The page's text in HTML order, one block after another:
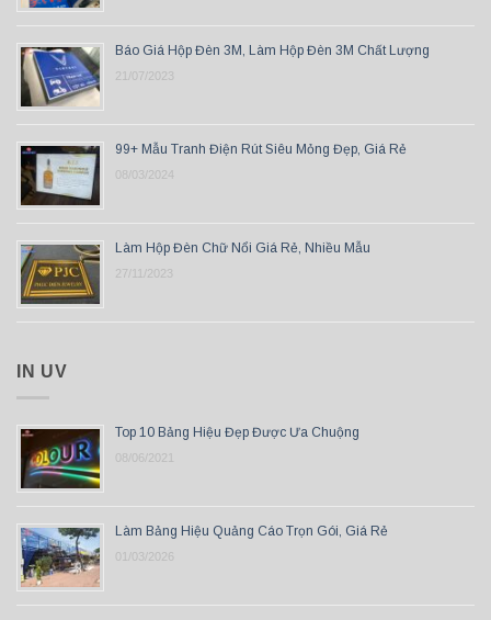
Báo Giá Hộp Đèn 3M, Làm Hộp Đèn 3M Chất Lượng
21/07/2023
99+ Mẫu Tranh Điện Rút Siêu Mỏng Đẹp, Giá Rẻ
08/03/2024
Làm Hộp Đèn Chữ Nổi Giá Rẻ, Nhiều Mẫu
27/11/2023
IN UV
Top 10 Bảng Hiệu Đẹp Được Ưa Chuộng
08/06/2021
Làm Bảng Hiệu Quảng Cáo Trọn Gói, Giá Rẻ
01/03/2026